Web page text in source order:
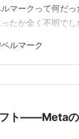
マークって何だ
たか全く不明でし
junkroom-
ベルマーク
ト――Meta